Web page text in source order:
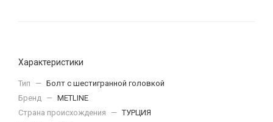
Характеристики
Тип — Болт с шестигранной головкой
Бренд — METLINE
Страна происхождения
— ТУРЦИЯ